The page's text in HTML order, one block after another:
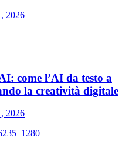
2026
come l’AI da testo a
la creatività digitale
2026